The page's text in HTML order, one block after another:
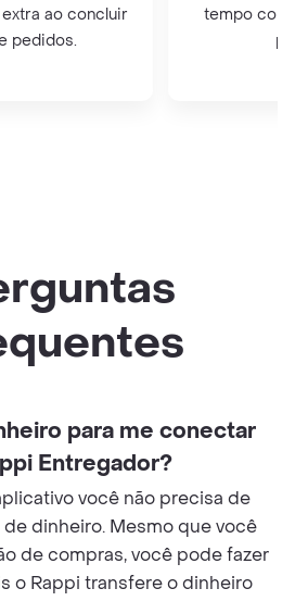
ao concluir
pedidos.
tempo como
para me conectar
Entregador?
você não precisa de
dinheiro. Mesmo que você
de compras, você pode fazer
o Rappi transfere o dinheiro